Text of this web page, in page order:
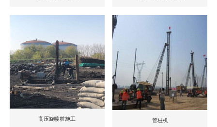
高压旋喷桩施工 管桩机